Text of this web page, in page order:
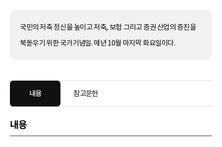
국민의 저축 정신을 높이고 저축, 보험 그리고 증권 산업의 증진을
북돋우기 위한 국가기념일. 매년 10월 마지막 화요일이다.
내용 참고문헌
내용